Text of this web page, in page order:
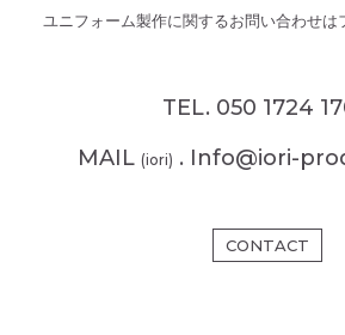
ユニフォーム製作に関するお問い合わせは
TEL. 050 1724
MAIL (iori) . Info@iori-
CONTACT